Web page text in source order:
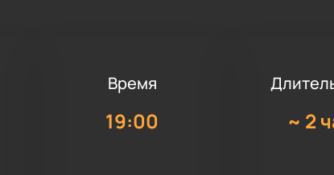
Время
19:00 ~ 2